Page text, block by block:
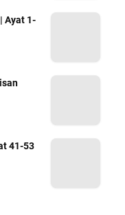
Ayat 1-
41-53